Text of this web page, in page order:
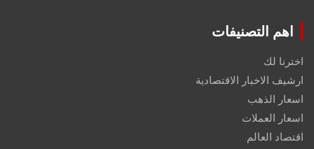
اهم التصنيفات
اخترنا لك
ارشيف الاخبار الاقتصادية
اسعار الذهب
اسعار العملات
اقتصاد العالم